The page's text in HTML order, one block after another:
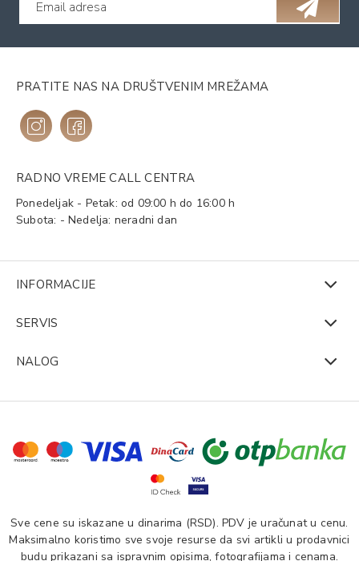
PRATITE NAS NA DRUŠTVENIM MREŽAMA
RADNO VREME CALL CENTRA
Ponedeljak - Petak: od 09:00 h do 16:00 h
Subota: - Nedelja: neradni dan
INFORMACIJE
SERVIS
NALOG
Sve cene su iskazane u dinarima (RSD). PDV je uračunat u cenu.
Maksimalno koristimo sve svoje resurse da svi artikli u prodavnici
budu prikazani sa ispravnim opisima, fotografijama i cenama.